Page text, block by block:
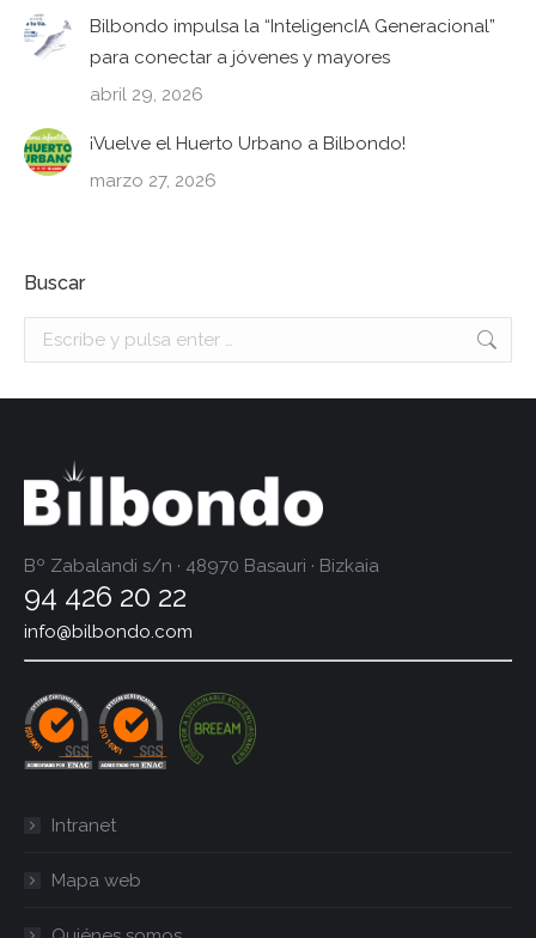
Bilbondo impulsa la “InteligencIA Generacional”
para conectar a jóvenes y mayores
abril 29, 2026
¡Vuelve el Huerto Urbano a Bilbondo!
marzo 27, 2026
Buscar
Buscar:
Bº Zabalandi s/n · 48970 Basauri · Bizkaia
94 426 20 22
info@bilbondo.com
Intranet
Mapa web